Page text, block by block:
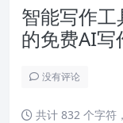
智能写作
的免费AI写
没有评论
共计 832 个字符